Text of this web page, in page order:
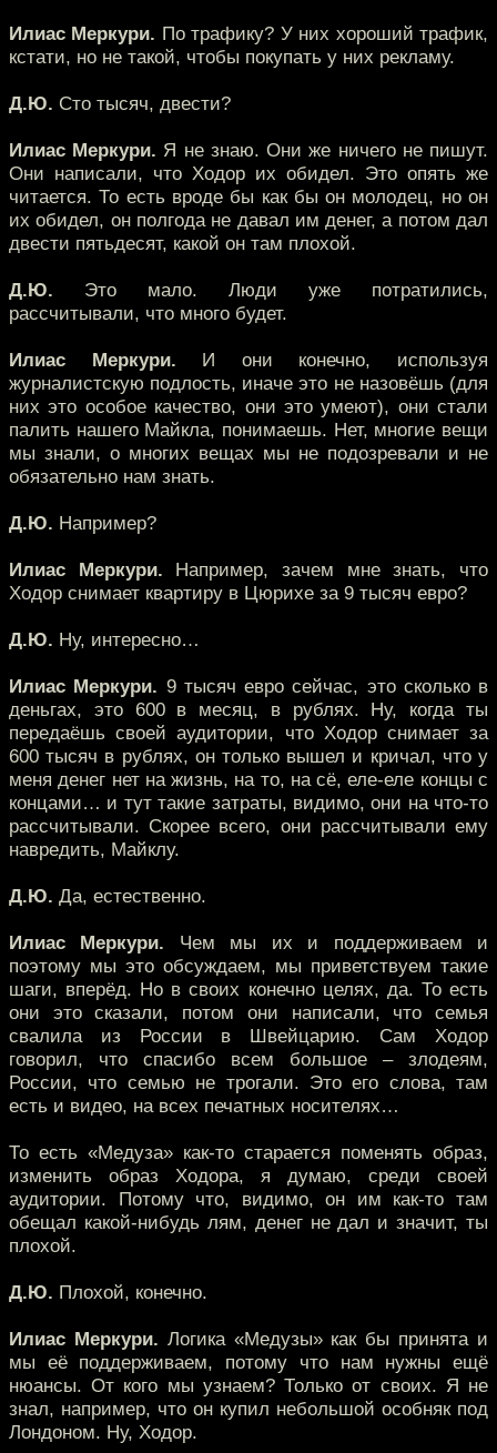
Илиас Меркури. По трафику? У них хороший трафик,
кстати, но не такой, чтобы покупать у них рекламу.
Д.Ю. Сто тысяч, двести?
Илиас Меркури. Я не знаю. Они же ничего не пишут.
Они написали, что Ходор их обидел. Это опять же
читается. То есть вроде бы как бы он молодец, но он
их обидел, он полгода не давал им денег, а потом дал
двести пятьдесят, какой он там плохой.
Д.Ю. Это мало. Люди уже потратились,
рассчитывали, что много будет.
Илиас Меркури. И они конечно, используя
журналистскую подлость, иначе это не назовёшь (для
них это особое качество, они это умеют), они стали
палить нашего Майкла, понимаешь. Нет, многие вещи
мы знали, о многих вещах мы не подозревали и не
обязательно нам знать.
Д.Ю. Например?
Илиас Меркури. Например, зачем мне знать, что
Ходор снимает квартиру в Цюрихе за 9 тысяч евро?
Д.Ю. Ну, интересно…
Илиас Меркури. 9 тысяч евро сейчас, это сколько в
деньгах, это 600 в месяц, в рублях. Ну, когда ты
передаёшь своей аудитории, что Ходор снимает за
600 тысяч в рублях, он только вышел и кричал, что у
меня денег нет на жизнь, на то, на сё, еле-еле концы с
концами… и тут такие затраты, видимо, они на что-то
рассчитывали. Скорее всего, они рассчитывали ему
навредить, Майклу.
Д.Ю. Да, естественно.
Илиас Меркури. Чем мы их и поддерживаем и
поэтому мы это обсуждаем, мы приветствуем такие
шаги, вперёд. Но в своих конечно целях, да. То есть
они это сказали, потом они написали, что семья
свалила из России в Швейцарию. Сам Ходор
говорил, что спасибо всем большое – злодеям,
России, что семью не трогали. Это его слова, там
есть и видео, на всех печатных носителях…
То есть «Медуза» как-то старается поменять образ,
изменить образ Ходора, я думаю, среди своей
аудитории. Потому что, видимо, он им как-то там
обещал какой-нибудь лям, денег не дал и значит, ты
плохой.
Д.Ю. Плохой, конечно.
Илиас Меркури. Логика «Медузы» как бы принята и
мы её поддерживаем, потому что нам нужны ещё
нюансы. От кого мы узнаем? Только от своих. Я не
знал, например, что он купил небольшой особняк под
Лондоном. Ну, Ходор.